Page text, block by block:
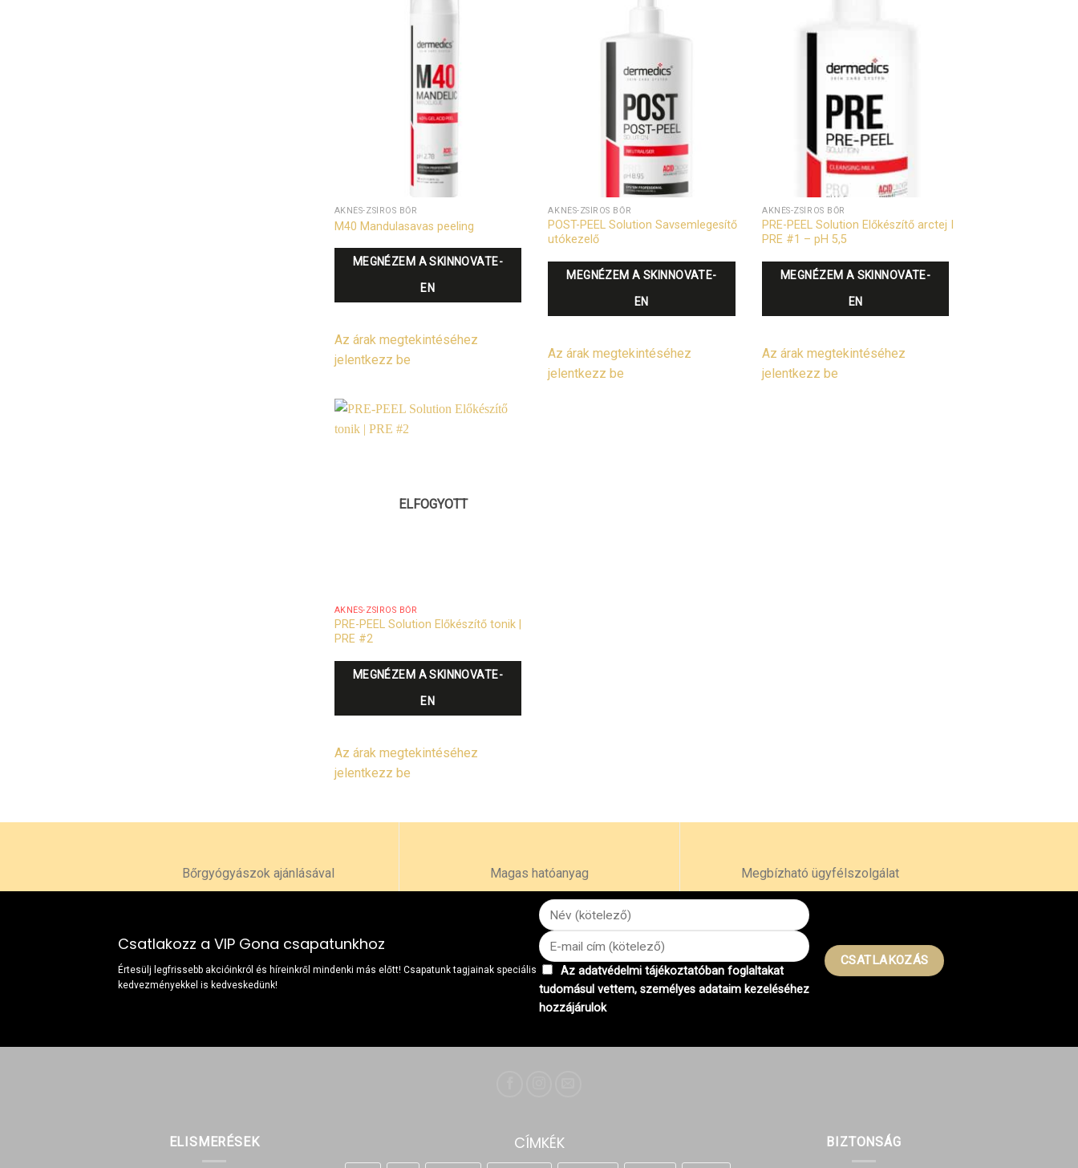
AKNÉS-ZSÍROS BŐR
M40 Mandulasavas peeling
MEGNÉZEM A SKINNOVATE-
EN
Az árak megtekintéséhez
jelentkezz be
AKNÉS-ZSÍROS BŐR
POST-PEEL Solution Savsemlegesítő
utókezelő
MEGNÉZEM A SKINNOVATE-
EN
Az árak megtekintéséhez
jelentkezz be
AKNÉS-ZSÍROS BŐR
PRE-PEEL Solution Előkészítő arctej I
PRE #1 – pH 5,5
MEGNÉZEM A SKINNOVATE-
EN
Az árak megtekintéséhez
jelentkezz be
ELFOGYOTT
AKNÉS-ZSÍROS BŐR
PRE-PEEL Solution Előkészítő tonik |
PRE #2
MEGNÉZEM A SKINNOVATE-
EN
Az árak megtekintéséhez
jelentkezz be
Bőrgyógyászok ajánlásával Magas hatóanyag Megbízható ügyfélszolgálat
Csatlakozz a VIP Gona csapatunkhoz
Értesülj legfrissebb akcióinkról és híreinkről mindenki más előtt! Csapatunk tagjainak speciális
kedvezményekkel is kedveskedünk!
Az adatvédelmi tájékoztatóban foglaltakat
tudomásul vettem, személyes adataim kezeléséhez
hozzájárulok
ELISMERÉSEK CÍMKÉK BIZTONSÁG